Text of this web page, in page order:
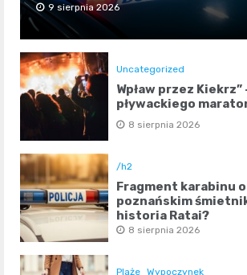
9 sierpnia 2026
Uncategorized
Wpław przez
pływackiego
8 sierpnia 2026
/h2
Fragment karabinu
poznańskim
historia Rataj?
8 sierpnia 2026
Plaże Wypoczynek